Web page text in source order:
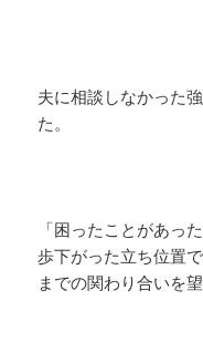
夫に相談しなかった
た。
「困ったことがあっ
歩下がった立ち位置
までの関わり合いを